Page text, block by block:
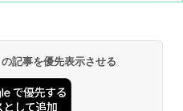
～2027 地球の歩き方D アジア
たいに広げて畳める パッとサ
ード キューブ フルクローズ メ
置 ワンタッチテント キャンプ
カーキ PATC-150(KH)
ソロキャンプ ポリエステル フ
ト
記事を優先表示させる